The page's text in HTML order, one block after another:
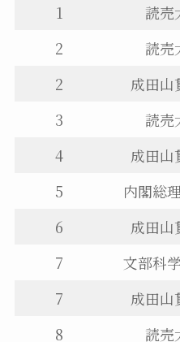
1
読売
2
読売
2
成田山
3
読売
4
成田山
5
内閣総
6
成田山
7
文部科
7
成田山
8
読売